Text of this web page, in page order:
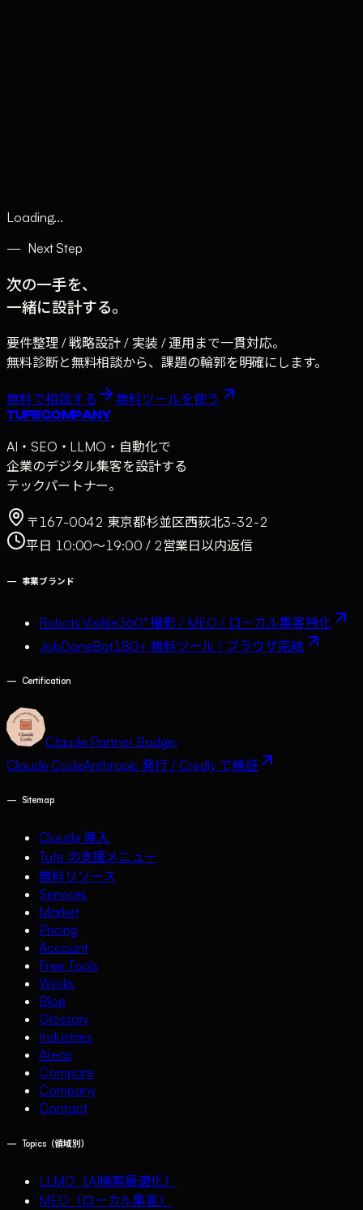
Loading...
—Next Step
次の一手を、
一緒に設計する。
要件整理 / 戦略設計 / 実装 / 運用まで一貫対応。
無料診断と無料相談から、課題の輪郭を明確にします。
無料で相談する 無料ツールを使う
TUFE COMPANY
AI・SEO・LLMO・自動化で
企業のデジタル集客を設計する
テックパートナー。
〒167-0042 東京都杉並区西荻北3-32-2
平日 10:00〜19:00 / 2営業日以内返信
— 事業ブランド
Robots Visible360° 撮影 / MEO / ローカル集客特化
JobDoneBot180+ 無料ツール / ブラウザ完結
— Certification
Claude Partner Badge:
Claude CodeAnthropic 発行 / Credly で検証
— Sitemap
Claude 導入
Tufe の支援メニュー
無料リソース
Services
Market
Pricing
Account
Free Tools
Works
Blog
Glossary
Industries
Areas
Compare
Company
Contact
— Topics（領域別）
LLMO（AI検索最適化）
MEO（ローカル集客）